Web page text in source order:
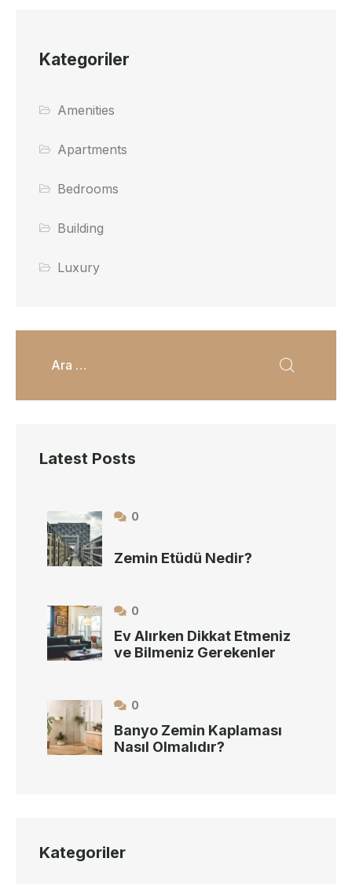
Kategoriler
Amenities
Apartments
Bedrooms
Building
Luxury
Latest Posts
0
Zemin Etüdü Nedir?
0
Ev Alırken Dikkat Etmeniz
ve Bilmeniz Gerekenler
0
Banyo Zemin Kaplaması
Nasıl Olmalıdır?
Kategoriler